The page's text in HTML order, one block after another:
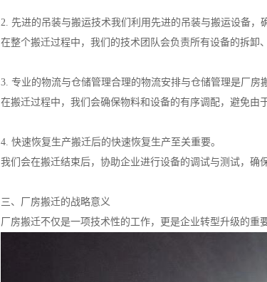
2. 先进的吊装与搬运技术我们利用先进的吊装与搬运设备
在整个搬迁过程中，我们的技术团队会负责所有设备的拆卸
3. 专业的物流与仓储管理合理的物流安排与仓储管理是厂房
在搬迁过程中，我们会确保物料和设备的有序调配，避免由
4. 快速恢复生产搬迁后的快速恢复生产至关重要。
我们会在搬迁结束后，协助企业进行设备的调试与测试，
三、厂房搬迁的战略意义
厂房搬迁不仅是一项技术性的工作，更是企业转型升级的重